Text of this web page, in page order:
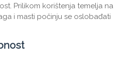
Prilikom korištenja temelja na
i masti počinju se oslobađati